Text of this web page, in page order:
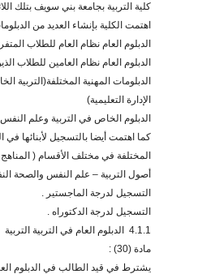
كلية التربية بجامعة بني سويف بتلك
اهتمت الكلية بإنشاء العديد من
الدبلوم العام نظام العام للطلاب
الدبلوم العام نظام العامين للطلاب
الدبلومات المهنية المختلفة(التربية
الإدارة التعليمية)
الدبلوم الخاص في التربية وعلم
كما اهتمت أيضا بالتسجيل لأبنائها في
المختلفة في مختلف الأقسام (
أصول التربية – علم النفس والصحة
التسجيل لدرجة الماجستير .
التسجيل لدرجة الدكتوراه .
4.1.1 الدبلوم العام في التربية التربية
مادة (30) :
يشترط في قيد الطالب في الدبلوم